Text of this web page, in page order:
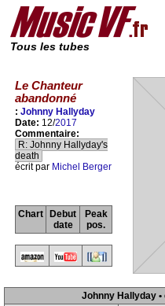
Tous les tubes
Le Chanteur
abandonné
: Johnny Hallyday
Date: 12/2017
Commentaire:
R: Johnny Hallyday's
death
écrit par Michel Berger
Chart
Debut
date
Peak
pos.
Johnny Hallyday